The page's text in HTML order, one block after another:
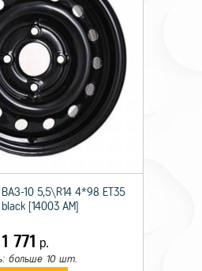
10 5,5\R14 4*98 ET35
[14003 AM]
1 771 р.
больше 10 шт.